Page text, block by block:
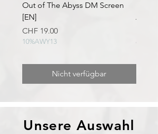
Out of The Abyss DM Screen
[EN]
Preis
CHF 19.00
10%AWY13
Nicht verfügbar
Preis
CHF
Unsere Auswahl